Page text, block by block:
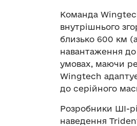
Команда
внутрішнього
близько 600 км
навантаження
умовах, маючи
Wingtech адаптує
до серійного
Розробники ШІ-
наведення